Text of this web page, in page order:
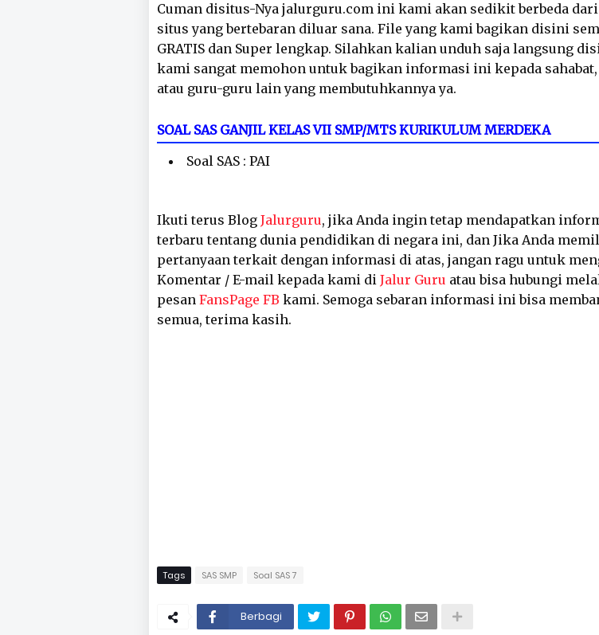
Cuman disitus-Nya jalurguru.com ini kami akan sedikit berbeda
situs yang bertebaran diluar sana. File yang kami bagikan disini
GRATIS dan Super lengkap. Silahkan kalian unduh saja langsung
kami sangat memohon untuk bagikan informasi ini kepada sahabat,
atau guru-guru lain yang membutuhkannya ya.
SOAL SAS GANJIL KELAS VII SMP/MTS KURIKULUM MERDEKA
Soal SAS : PAI
Ikuti terus Blog Jalurguru, jika Anda ingin tetap mendapatkan
terbaru tentang dunia pendidikan di negara ini, dan Jika Anda
pertanyaan terkait dengan informasi di atas, jangan ragu untuk
Komentar / E-mail kepada kami di Jalur Guru atau bisa hubungi
pesan FansPage FB kami. Semoga sebaran informasi ini bisa
semua, terima kasih.
Tags SAS SMP Soal SAS 7
Berbagi